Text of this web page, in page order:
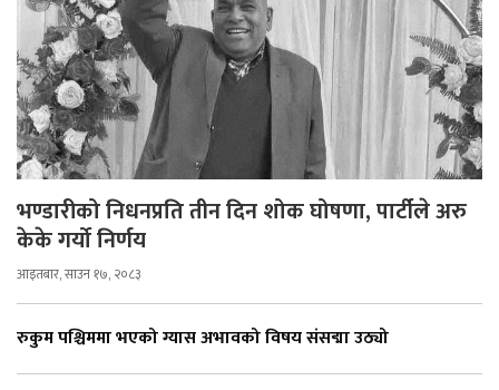
भण्डारीको निधनप्रति तीन दिन शोक घोषणा, पार्टीले अरु
केके गर्यो निर्णय
आइतबार, साउन १७, २०८३
रुकुम पश्चिममा भएको ग्यास अभावको विषय संसद्मा उठ्यो